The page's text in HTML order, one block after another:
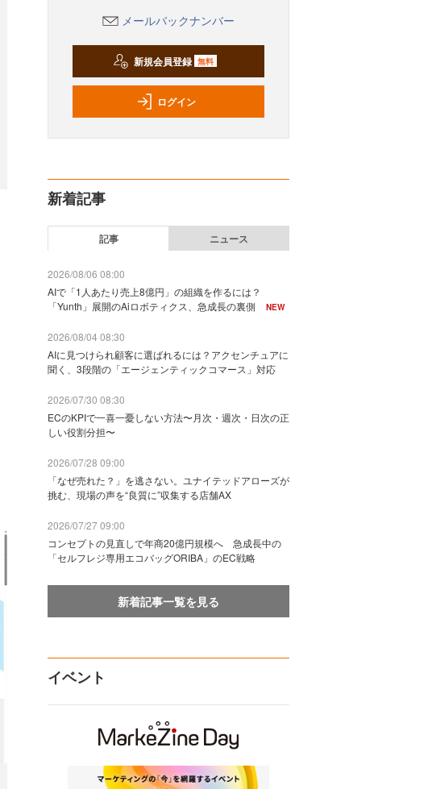
メールバックナンバー
新規会員登録 無料
ログイン
新着記事
記事 ニュース
2026/08/06 08:00
AIで「1人あたり売上8億円」の組織を作るには？
「Yunth」展開のAiロボティクス、急成長の裏側
NEW
2026/08/04 08:30
AIに見つけられ顧客に選ばれるには？アクセンチュアに
聞く、3段階の「エージェンティックコマース」対応
2026/07/30 08:30
ECのKPIで一喜一憂しない方法〜月次・週次・日次の正
しい役割分担〜
2026/07/28 09:00
「なぜ売れた？」を逃さない。ユナイテッドアローズが
挑む、現場の声を“良質に”収集する店舗AX
2026/07/27 09:00
コンセプトの見直しで年商20億円規模へ 急成長中の
「セルフレジ専用エコバッグORIBA」のEC戦略
新着記事一覧を見る
イベント